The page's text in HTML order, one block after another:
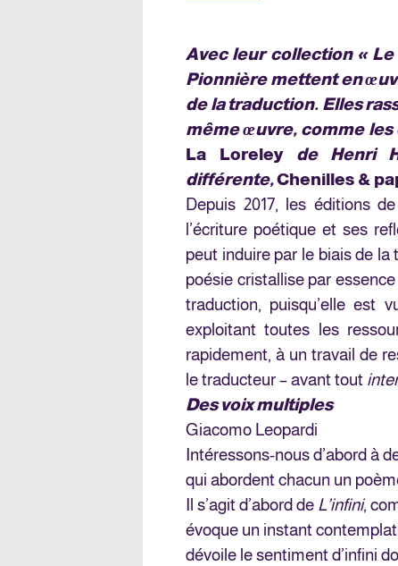
Avec leur collection «
Pionnière mettent en
de la traduction. Elles
même œuvre, comme
La Loreleyde Henri
différente,Chenilles &
Depuis 2017, les éditions
l’écriture poétique et ses
peut induire par le biais de
poésie cristallise par
traduction, puisqu’elle est
exploitant toutes les
rapidement, à un travail de
le traducteur – avant tout
Des voix multiples
Giacomo Leopardi
Intéressons-nous d’abord à
qui abordent chacun un
Il s’agit d’abord de L’infini,
évoque un instant
dévoile le sentiment d’infini